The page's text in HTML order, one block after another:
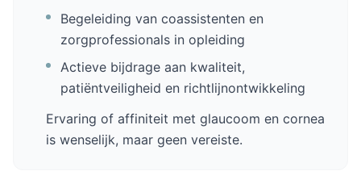
Begeleiding van coassistenten en
zorgprofessionals in opleiding
Actieve bijdrage aan kwaliteit,
patiëntveiligheid en richtlijnontwikkeling
Ervaring of affiniteit met glaucoom en cornea
is wenselijk, maar geen vereiste.